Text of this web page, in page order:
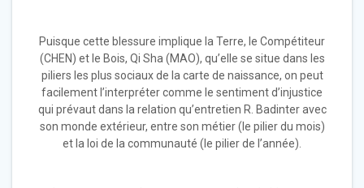
Puisque cette blessure implique la Terre, le Compétiteur
(CHEN) et le Bois, Qi Sha (MAO), qu’elle se situe dans les
piliers les plus sociaux de la carte de naissance, on peut
facilement l’interpréter comme le sentiment d’injustice
qui prévaut dans la relation qu’entretien R. Badinter avec
son monde extérieur, entre son métier (le pilier du mois)
et la loi de la communauté (le pilier de l’année).